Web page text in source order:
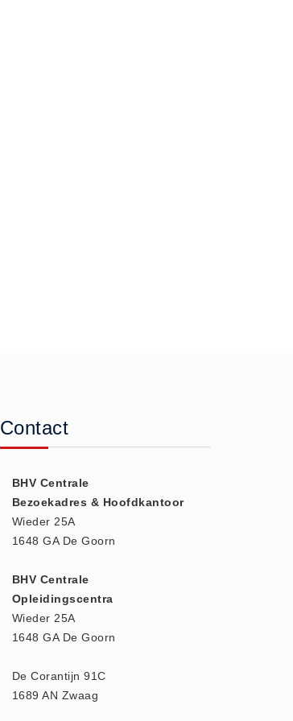
Contact
BHV Centrale
Bezoekadres & Hoofdkantoor
Wieder 25A
1648 GA De Goorn
BHV Centrale
Opleidingscentra
Wieder 25A
1648 GA De Goorn
De Corantijn 91C
1689 AN Zwaag